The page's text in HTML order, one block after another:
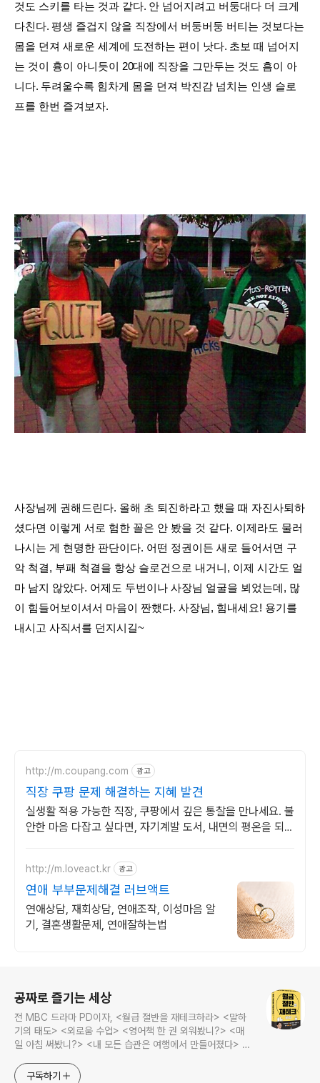
것도 스키를 타는 것과 같다. 안 넘어지려고 버둥대다 더 크게
다친다. 평생 즐겁지 않을 직장에서 버둥버둥 버티는 것보다는
몸을 던져 새로운 세계에 도전하는 편이 낫다. 초보 때 넘어지
는 것이 흉이 아니듯이 20대에 직장을 그만두는 것도 흠이 아
니다. 두려울수록 힘차게 몸을 던져 박진감 넘치는 인생 슬로
프를 한번 즐겨보자.
사장님께 권해드린다. 올해 초 퇴진하라고 했을 때 자진사퇴하
셨다면 이렇게 서로 험한 꼴은 안 봤을 것 같다. 이제라도 물러
나시는 게 현명한 판단이다. 어떤 정권이든 새로 들어서면 구
악 척결, 부패 척결을 항상 슬로건으로 내거니, 이제 시간도 얼
마 남지 않았다. 어제도 두번이나 사장님 얼굴을 뵈었는데, 많
이 힘들어보이셔서 마음이 짠했다. 사장님, 힘내세요! 용기를
내시고 사직서를 던지시길~
http://m.coupang.com 광고
직장 쿠팡 문제 해결하는 지혜 발견
실생활 적용 가능한 직장, 쿠팡에서 깊은 통찰을 만나세요. 불
안한 마음 다잡고 싶다면, 자기계발 도서, 내면의 평온을 되찾
http://m.loveact.kr 광고
연애 부부문제해결 러브액트
연애상담, 재회상담, 연애조작, 이성마음 알
기, 결혼생활문제, 연애잘하는법
공짜로 즐기는 세상
전 MBC 드라마 PD이자, <월급 절반을 재테크하라> <말하
기의 태도> <외로움 수업> <영어책 한 권 외워봤니?> <매
일 아침 써봤니?> <내 모든 습관은 여행에서 만들어졌다> <
로그입니다.
구독하기